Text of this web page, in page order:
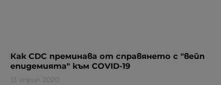
Как CDC преминава от справянето с "вейп
епидемията" към COVID-19
13 април 2020